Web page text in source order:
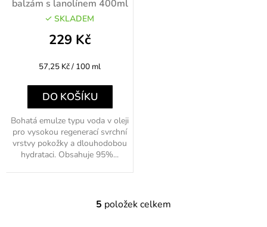
balzám s lanolínem 400ml
SKLADEM
229 Kč
Měrná
57,25 Kč / 100 ml
DO KOŠÍKU
Bohatá emulze typu voda v oleji
pro vysokou regenerací svrchní
vrstvy pokožky a dlouhodobou
hydrataci. Obsahuje 95%...
O
5 položek celkem